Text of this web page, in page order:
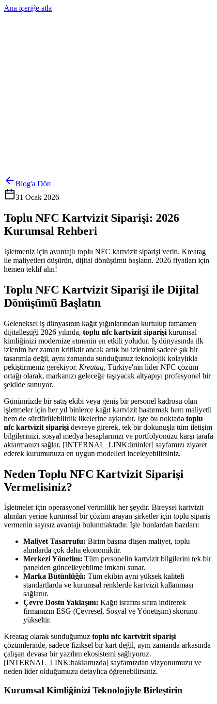
Ana içeriğe atla
Blog'a Dön
31 Ocak 2026
Toplu NFC Kartvizit Siparişi: 2026
Kurumsal Rehberi
İşletmeniz için avantajlı toplu NFC kartvizit siparişi verin. Kreatag
ile maliyetleri düşürün, dijital dönüşümü başlatın. 2026 fiyatları için
hemen teklif alın!
Toplu NFC Kartvizit Siparişi ile Dijital
Dönüşümü Başlatın
Geleneksel iş dünyasının kağıt yığınlarından kurtulup tamamen
dijitalleştiği 2026 yılında, toplu nfc kartvizit siparişi kurumsal
kimliğinizi modernize etmenin en etkili yoludur. İş dünyasında ilk
izlenim her zaman kritiktir ancak artık bu izlenimi sadece şık bir
tasarımla değil, aynı zamanda sunduğunuz teknolojik kolaylıkla
pekiştirmeniz gerekiyor. Kreatag, Türkiye'nin lider NFC çözüm
ortağı olarak, markanızı geleceğe taşıyacak altyapıyı profesyonel bir
şekilde sunuyor.
Günümüzde bir satış ekibi veya geniş bir personel kadrosu olan
işletmeler için her yıl binlerce kağıt kartvizit bastırmak hem maliyetli
hem de sürdürülebilirlik ilkelerine aykırıdır. İşte bu noktada toplu
nfc kartvizit siparişi devreye girerek, tek bir dokunuşla tüm iletişim
bilgilerinizi, sosyal medya hesaplarınızı ve portfolyonuzu karşı tarafa
aktarmanızı sağlar. [INTERNAL_LINK:ürünler] sayfamızı ziyaret
ederek kurumunuza en uygun modelleri inceleyebilirsiniz.
Neden Toplu NFC Kartvizit Siparişi
Vermelisiniz?
İşletmeler için operasyonel verimlilik her şeydir. Bireysel kartvizit
alımları yerine kurumsal bir çözüm arayan şirketler için toplu sipariş
vermenin sayısız avantajı bulunmaktadır. İşte bunlardan bazıları:
Maliyet Tasarrufu: Birim başına düşen maliyet, toplu
alımlarda çok daha ekonomiktir.
Merkezi Yönetim: Tüm personelin kartvizit bilgilerini tek bir
panelden güncelleyebilme imkanı sunar.
Marka Bütünlüğü: Tüm ekibin aynı yüksek kaliteli
standartlarda ve kurumsal renklerde kartvizit kullanması
sağlanır.
Çevre Dostu Yaklaşım: Kağıt israfını sıfıra indirerek
firmanızın ESG (Çevresel, Sosyal ve Yönetişim) skorunu
yükseltir.
Kreatag olarak sunduğumuz toplu nfc kartvizit siparişi
çözümlerinde, sadece fiziksel bir kart değil, aynı zamanda arkasında
çalışan devasa bir yazılım ekosistemi sağlıyoruz.
[INTERNAL_LINK:hakkımızda] sayfamızdan vizyonumuzu ve
neden lider olduğumuzu detaylıca öğrenebilirsiniz.
Kurumsal Kimliğinizi Teknolojiyle Birleştirin